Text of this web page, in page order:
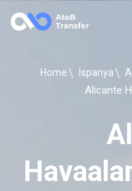
Home İspanya